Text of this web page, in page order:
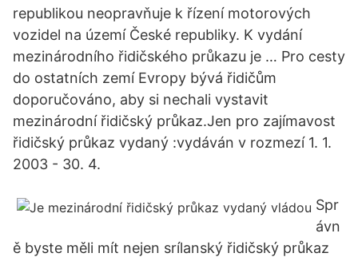
republikou neopravňuje k řízení motorových
vozidel na území České republiky. K vydání
mezinárodního řidičského průkazu je … Pro cesty
do ostatních zemí Evropy bývá řidičům
doporučováno, aby si nechali vystavit
mezinárodní řidičský průkaz.Jen pro zajímavost
řidičský průkaz vydaný :vydáván v rozmezí 1. 1.
2003 - 30. 4.
Spr
ávn
ě byste měli mít nejen srílanský řidičský průkaz